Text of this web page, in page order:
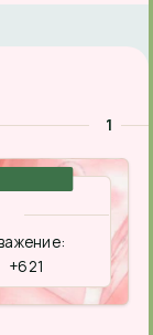
1
+621